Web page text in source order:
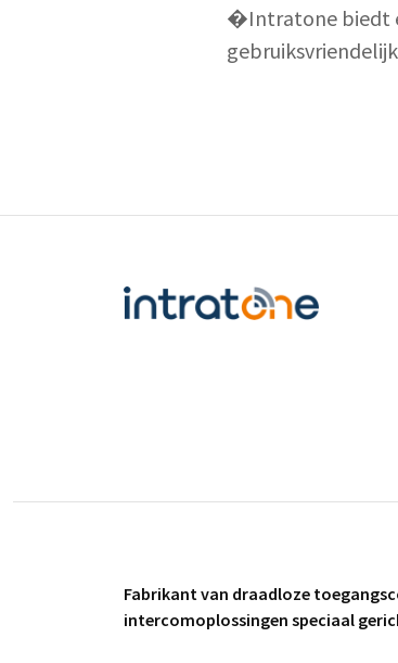
�Intratone biedt
Fabrikant van draadloze
intercomoplossingen speciaal